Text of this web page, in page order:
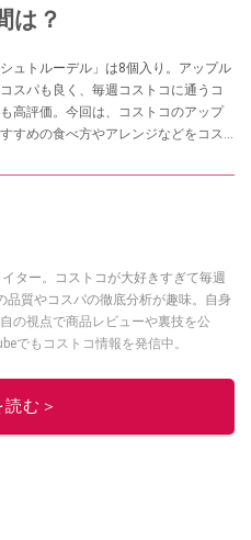
は？
ュトルーデル」は8個入り。アップル
スパも良く、毎週コストコに通うコ
高評価。今回は、コストコのアップ
すめの食べ方やアレンジなどをコス
ター。コストコが大好きすぎて毎週
質やコスパの徹底分析が趣味。自身
の視点で商品レビューや裏技を公
でもコストコ情報を発信中。
イチオシストの他の記事を読む
む＞